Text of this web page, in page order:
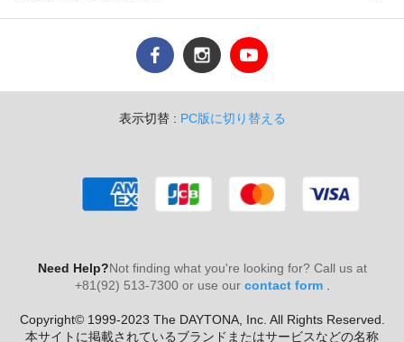
表示切替 : PC版に切り替える
Need Help?Not finding what you're looking for? Call us at
+81(92) 513-7300 or use our contact form.
Copyright© 1999-2023 The DAYTONA, Inc. All Rights Reserved.
本サイトに掲載されているブランドまたはサービスなどの名称